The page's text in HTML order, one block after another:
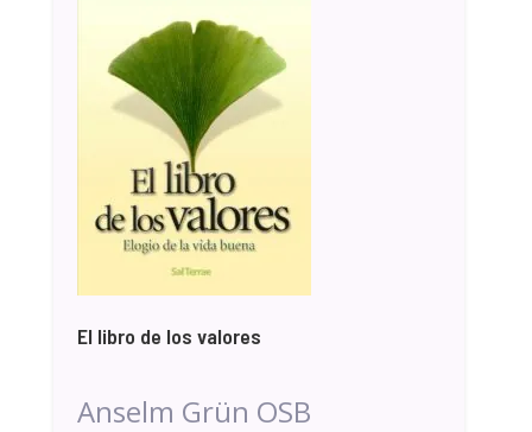
El libro de los valores
Anselm Grün OSB